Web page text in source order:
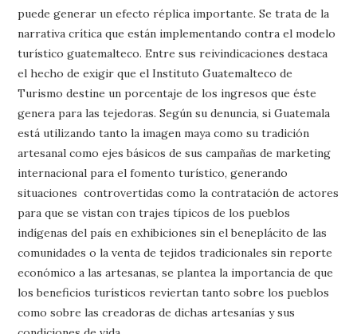
puede generar un efecto réplica importante. Se trata de la
narrativa crítica que están implementando contra el modelo
turístico guatemalteco. Entre sus reivindicaciones destaca
el hecho de exigir que el Instituto Guatemalteco de
Turismo destine un porcentaje de los ingresos que éste
genera para las tejedoras. Según su denuncia, si Guatemala
está utilizando tanto la imagen maya como su tradición
artesanal como ejes básicos de sus campañas de marketing
internacional para el fomento turístico, generando
situaciones controvertidas como la contratación de actores
para que se vistan con trajes típicos de los pueblos
indígenas del país en exhibiciones sin el beneplácito de las
comunidades o la venta de tejidos tradicionales sin reporte
económico a las artesanas, se plantea la importancia de que
los beneficios turísticos reviertan tanto sobre los pueblos
como sobre las creadoras de dichas artesanías y sus